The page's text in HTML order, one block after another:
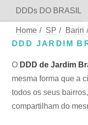
DDDs DO BRASIL
Home / SP / Bariri /
DDD JARDIM
O DDD de Jardim
mesma forma que a
todos os seus
compartilham do